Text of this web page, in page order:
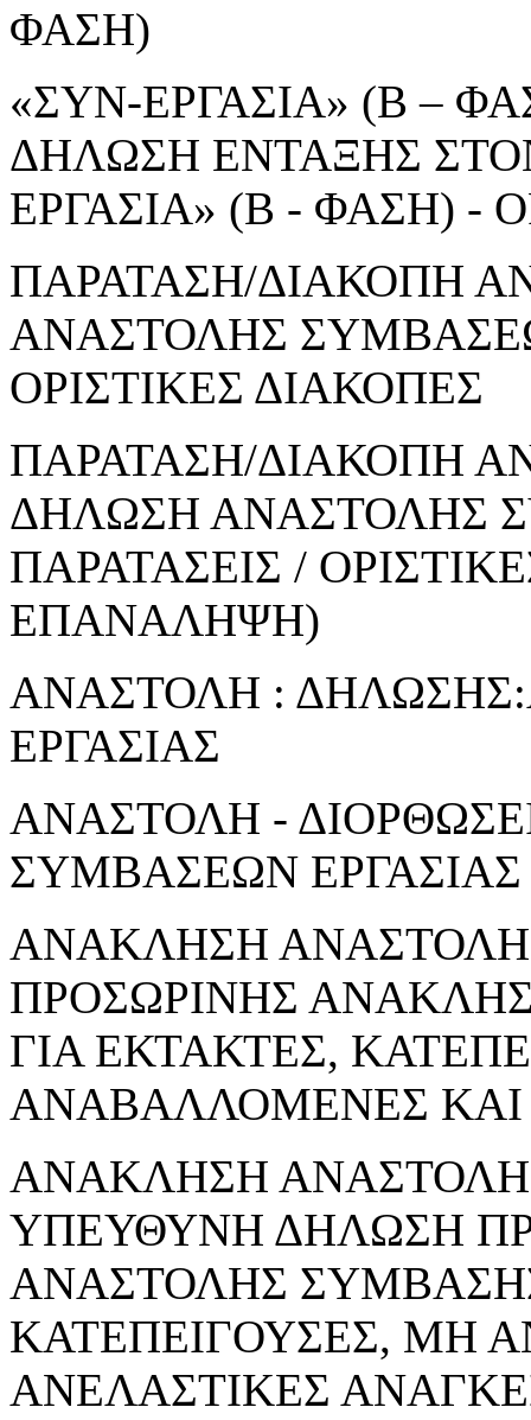
ΦΑΣΗ)
«ΣΥΝ-ΕΡΓΑΣΙΑ» (Β –
ΔΗΛΩΣΗ ΕΝΤΑΞΗΣ
ΕΡΓΑΣΙΑ» (Β - ΦΑΣΗ)
ΠΑΡΑΤΑΣΗ/ΔΙΑΚΟΠΗ
ΑΝΑΣΤΟΛΗΣ
ΟΡΙΣΤΙΚΕΣ ΔΙΑΚΟΠΕΣ
ΠΑΡΑΤΑΣΗ/ΔΙΑΚΟΠΗ
ΔΗΛΩΣΗ ΑΝΑΣΤΟΛΗΣ
ΠΑΡΑΤΑΣΕΙΣ /
ΕΠΑΝΑΛΗΨΗ)
ΑΝΑΣΤΟΛΗ :
ΕΡΓΑΣΙΑΣ
ΑΝΑΣΤΟΛΗ -
ΣΥΜΒΑΣΕΩΝ
ΑΝΑΚΛΗΣΗ
ΠΡΟΣΩΡΙΝΗΣ
ΓΙΑ ΕΚΤΑΚΤΕΣ,
ΑΝΑΒΑΛΛΟΜΕΝΕΣ ΚΑΙ
ΑΝΑΚΛΗΣΗ
ΥΠΕΥΘΥΝΗ ΔΗΛΩΣΗ
ΑΝΑΣΤΟΛΗΣ
ΚΑΤΕΠΕΙΓΟΥΣΕΣ, ΜΗ
ΑΝΕΛΑΣΤΙΚΕΣ